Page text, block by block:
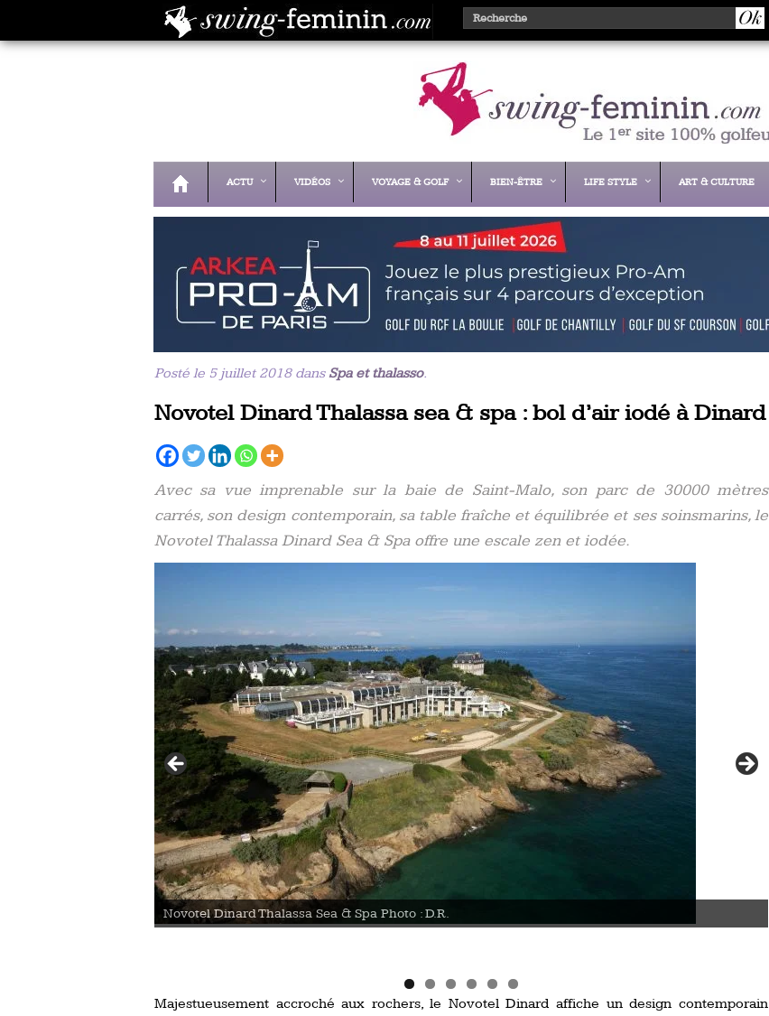
ACTU VIDÉOS VOYAGE & GOLF BIEN-ÊTRE LIFE STYLE ART & CULTURE
Posté le 5 juillet 2018 dansSpa et thalasso.
Novotel Dinard Thalassa sea & spa : bol d’air iodé à Dinard
Avec sa vue imprenable sur la baie de Saint-Malo, son parc de 30000 mètres
carrés, son design contemporain, sa table fraîche et équilibrée et ses soinsmarins, le
Novotel Thalassa Dinard Sea & Spa offre une escale zen et iodée.
Novotel Dinard Thalassa Sea & Spa Photo : D.R.
Majestueusement accroché aux rochers, le Novotel Dinard affiche un design contemporain